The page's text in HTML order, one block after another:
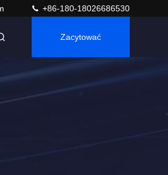
+86-180-18026686530
Zacytować